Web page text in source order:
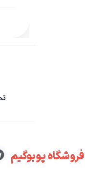
فروشگاه پوبوگیم